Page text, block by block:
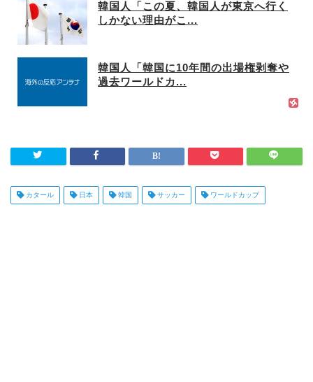
韓国人「この夏、韓国人が東京へ行く
しかない理由がこ...
韓国人「韓国に10年間の出場権剥奪や
過去ワールドカ...
カタール 日本 韓国 サッカー ワールドカップ